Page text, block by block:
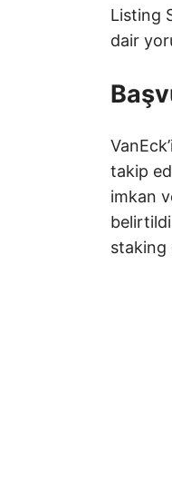
Listing
dair
takip
imkan
staking